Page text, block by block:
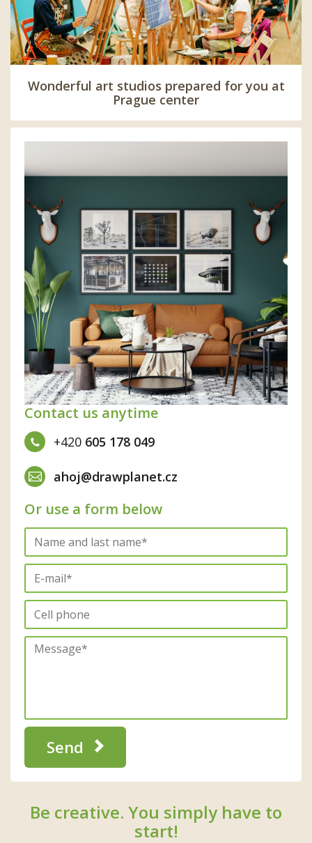
Wonderful art studios prepared for you at
Prague center
Contact us anytime
+420 605 178 049
ahoj@drawplanet.cz
Or use a form below
Send
Be creative. You simply have to
start!